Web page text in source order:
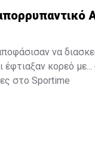
να
έφτιαξαν κορεό
στο Sportime